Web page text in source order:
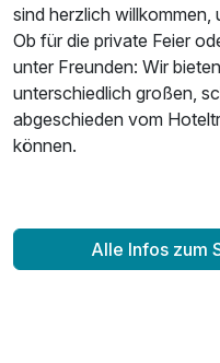
Wellnesssuite
2 Erwachsene und 2 Kinder
sind herzlich
Ob für die private Feier
unter Freunden: Wir
unterschiedlich großen,
abgeschieden vom
können.
Alle Infos zum